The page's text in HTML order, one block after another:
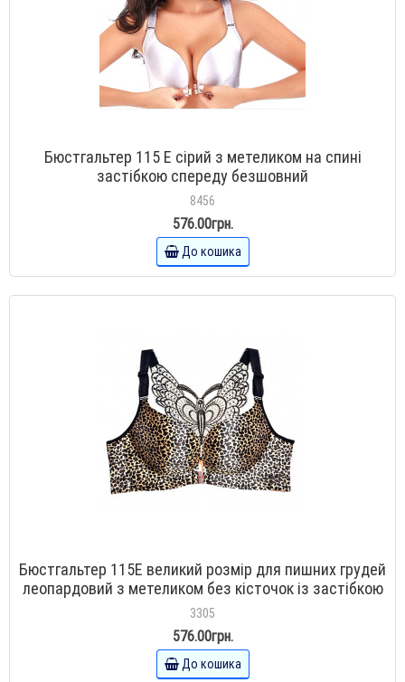
Бюстгальтер 115 E сірий з метеликом на спині
застібкою спереду безшовний
8456
576.00грн.
До кошика
Бюстгальтер 115E великий розмір для пишних грудей
леопардовий з метеликом без кісточок із застібкою
спереду
3305
576.00грн.
До кошика